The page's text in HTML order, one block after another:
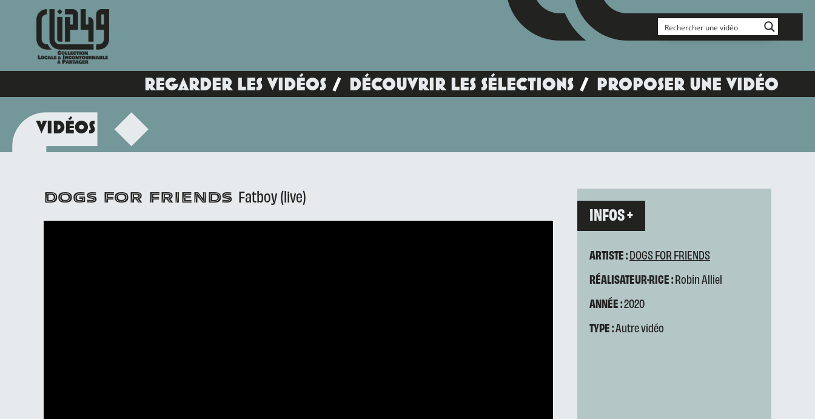
REGARDER LES VIDÉOS DÉCOUVRIR LES SÉLECTIONS PROPOSER UNE VIDÉO
VIDÉOS
DOGS FOR FRIENDS Fatboy (live)
INFOS +
ARTISTE :DOGS FOR FRIENDS
RÉALISATEUR·RICE :Robin Alliel
ANNÉE :2020
TYPE :Autre vidéo